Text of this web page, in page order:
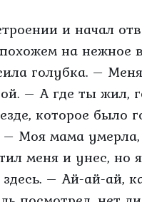
и начал
на нежное
голубка. –
– А где ты жил,
которое было
Моя мама
меня и унес, но
– Ай-ай-ай,